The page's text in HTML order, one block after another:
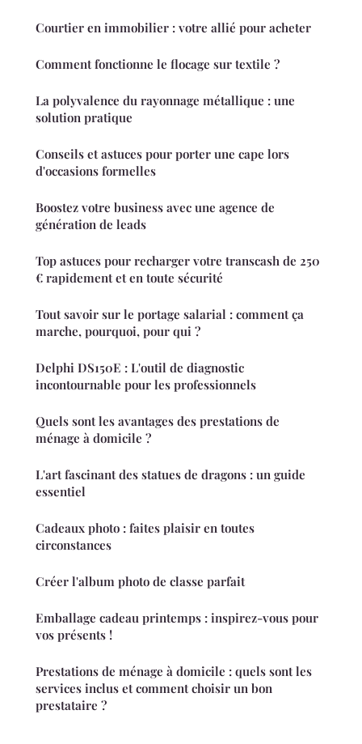
Courtier en immobilier : votre allié pour acheter
Comment fonctionne le flocage sur textile ?
La polyvalence du rayonnage métallique : une
solution pratique
Conseils et astuces pour porter une cape lors
d'occasions formelles
Boostez votre business avec une agence de
génération de leads
Top astuces pour recharger votre transcash de 250
€ rapidement et en toute sécurité
Tout savoir sur le portage salarial : comment ça
marche, pourquoi, pour qui ?
Delphi DS150E : L'outil de diagnostic
incontournable pour les professionnels
Quels sont les avantages des prestations de
ménage à domicile ?
L'art fascinant des statues de dragons : un guide
essentiel
Cadeaux photo : faites plaisir en toutes
circonstances
Créer l'album photo de classe parfait
Emballage cadeau printemps : inspirez-vous pour
vos présents !
Prestations de ménage à domicile : quels sont les
services inclus et comment choisir un bon
prestataire ?